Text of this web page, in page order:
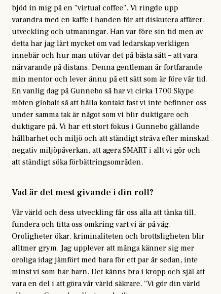
bjöd in mig på en ”virtual coffee”. Vi ringde upp
varandra med en kaffe i handen för att diskutera affärer,
utveckling och utmaningar. Han var före sin tid men av
detta har jag lärt mycket om vad ledarskap verkligen
innebär och hur man utövar det på bästa sätt – att vara
närvarande på distans. Denna gentleman är fortfarande
min mentor och lever ännu på ett sätt som är före vår tid.
En vanlig dag på Gunnebo så har vi cirka 1700 Skype
möten globalt så att hålla kontakt fast vi inte befinner oss
under samma tak är något som vi blir duktigare och
duktigare på. Vi har ett stort fokus i Gunnebo gällande
hållbarhet och miljö och att ständigt sträva efter minskad
negativ miljöpåverkan, att agera SMART i allt vi gör och
att ständigt söka förbättringsområden.
Vad är det mest givande i din roll?
Vår värld och dess utveckling får oss alla att tänka till,
fundera och titta oss omkring vart vi är på väg.
Oroligheter ökar, kriminaliteten och brottsligheten blir
alltmer grym. Jag upplever att många känner sig mer
oroliga idag jämfört med bara för ett par år sedan, inte
minst vi som har barn. Det känns bra i kropp och själ att
vara en del i att göra vår värld säkrare. ”Vi gör din värld